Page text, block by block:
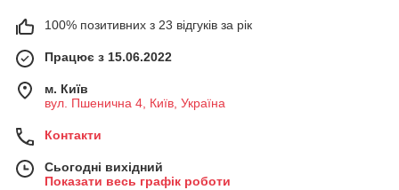
100% позитивних з 23 відгуків за рік
Працює з 15.06.2022
м. Київ
вул. Пшенична 4, Київ, Україна
Контакти
Сьогодні вихідний
Показати весь графік роботи